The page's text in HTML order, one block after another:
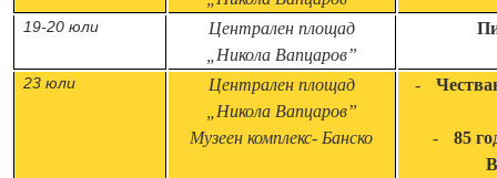
19-20 юли
Централен площад
„Никола Вапцаров”
23 юли
Централен площад
„Никола Вапцаров”
Музеен комплекс- Банско
-
-
85